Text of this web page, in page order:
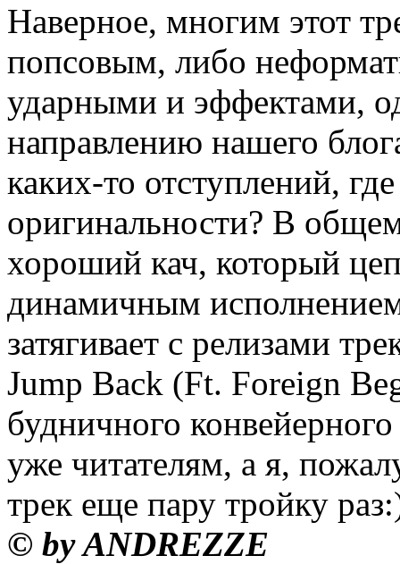
Наверное, многим этот
попсовым, либо
ударными и эффектами,
направлению нашего
каких-то отступлений,
оригинальности? В
хороший кач, который
динамичным
затягивает с релизами
Jump Back (Ft. Foreign
будничного
уже читателям, а я,
трек еще пару тройку
© by ANDREZZE